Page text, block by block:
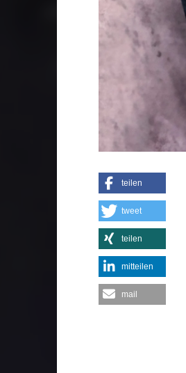
teilen
tweet
teilen
mitteilen
mail